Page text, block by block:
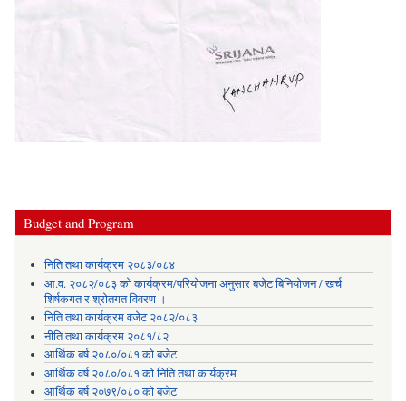
Budget and Program
निति तथा कार्यक्रम २०८३/०८४
आ.व. २०८२/०८३ को कार्यक्रम/परियोजना अनुसार बजेट बिनियोजन / खर्च
शिर्षकगत र श्रोतगत विवरण ।
निति तथा कार्यक्रम वजेट २०८२/०८३
नीति तथा कार्यक्रम २०८१/८२
आर्थिक बर्ष २०८०/०८१ को बजेट
आर्थिक वर्ष २०८०/०८१ को निति तथा कार्यक्रम
आर्थिक बर्ष २०७९/०८० को बजेट